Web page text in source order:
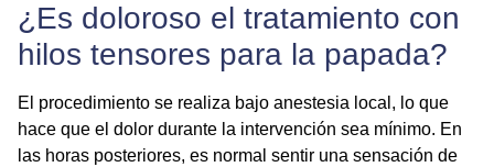
¿Es doloroso el tratamiento con
hilos tensores para la papada?
El procedimiento se realiza bajo anestesia local, lo que
hace que el dolor durante la intervención sea mínimo. En
las horas posteriores, es normal sentir una sensación de